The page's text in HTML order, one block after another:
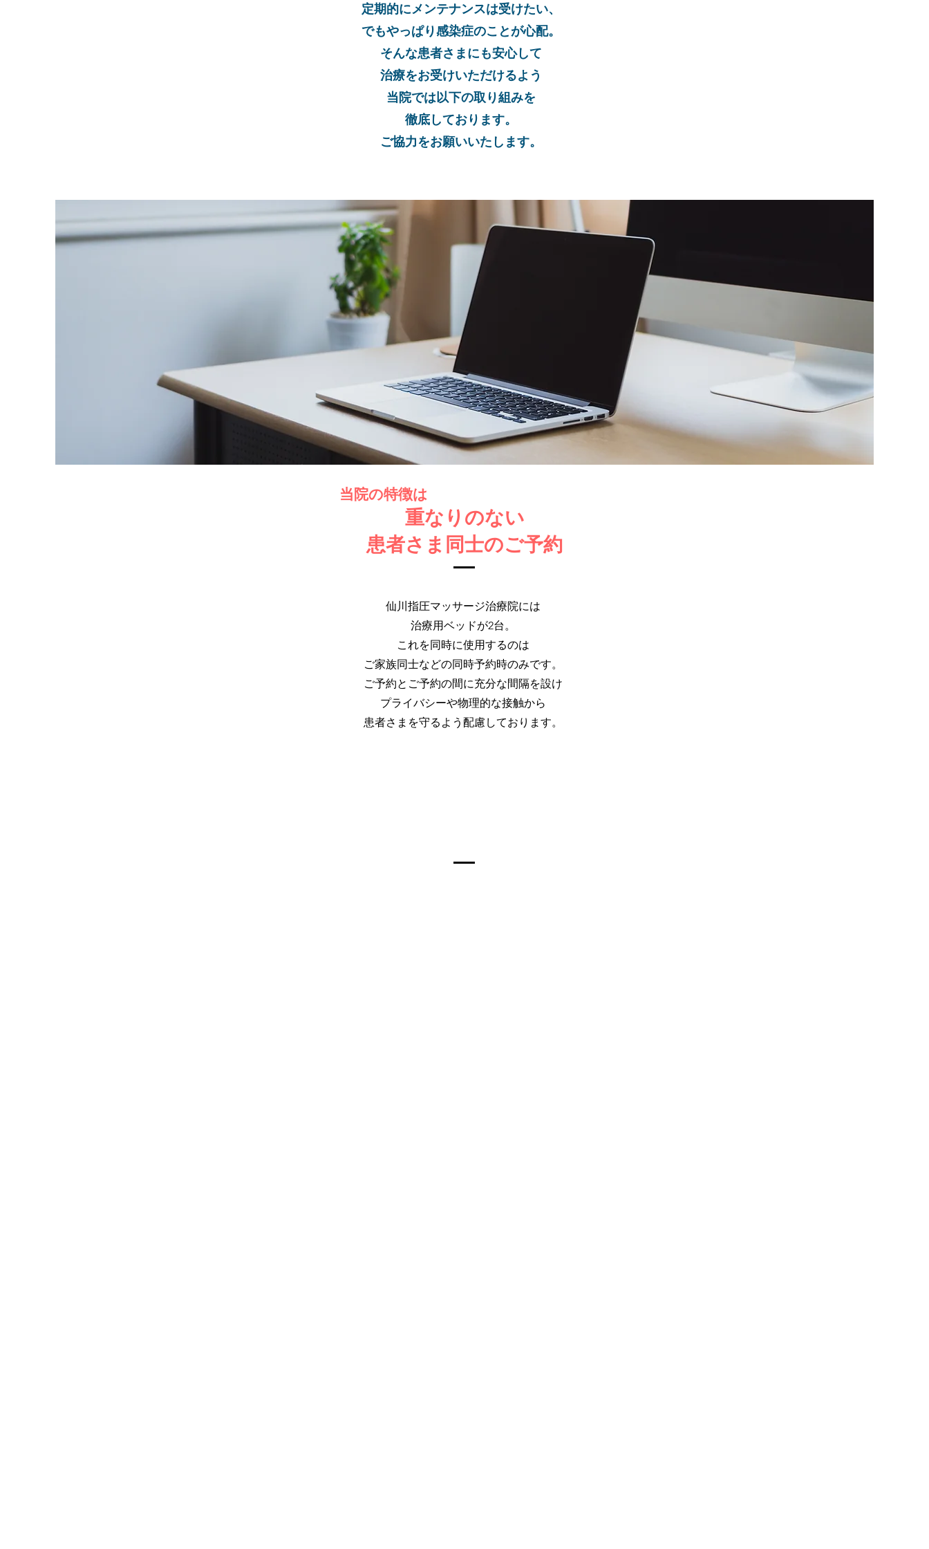
定期的にメンテナンスは受けたい、
でもやっぱり感染症のことが心配。
そんな患者さまにも安心して
治療をお受けいただけるよう
​当院では以下の取り組みを
徹底しております。
​ご協力をお願いいたします。
当院の特徴は
重なりのない
患者さま同士のご予約
仙川指圧マッサージ治療院には
治療用ベッドが2台。
​これを同時に使用するのは
ご家族同士などの同時予約時のみです。
ご予約とご予約の間に充分な間隔を設け
プライバシーや物理的な接触から
患者さまを守るよう配慮しております。​